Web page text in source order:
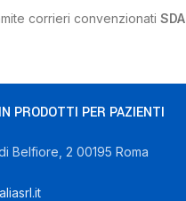
corrieri convenzionati SDA
PRODOTTI PER PAZIENTI
Belfiore, 2 00195 Roma